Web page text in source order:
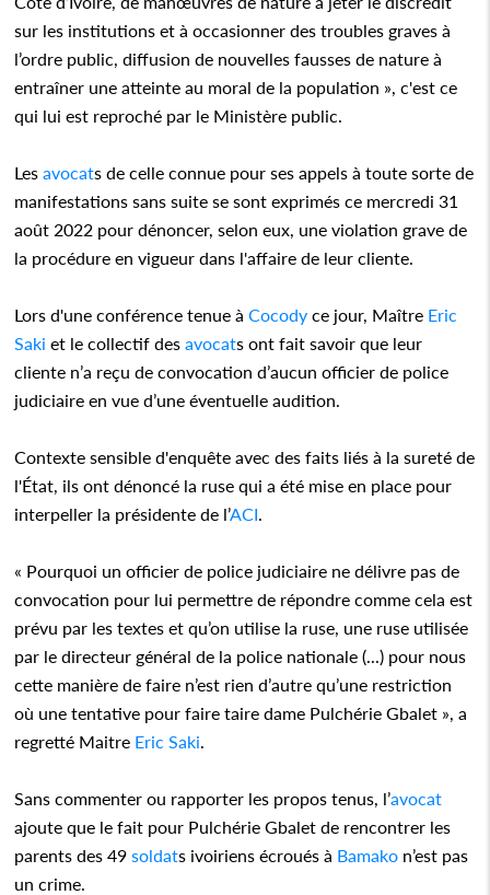
sur les institutions et à occasionner des troubles graves à
l’ordre public, diffusion de nouvelles fausses de nature à
entraîner une atteinte au moral de la population », c'est ce
qui lui est reproché par le Ministère public.
Lesavocats de celle connue pour ses appels à toute sorte de
manifestations sans suite se sont exprimés ce mercredi 31
août 2022 pour dénoncer, selon eux, une violation grave de
la procédure en vigueur dans l'affaire de leur cliente.
Lors d'une conférence tenue àCocody ce jour, Maître Eric
Saki et le collectif desavocats ont fait savoir que leur
cliente n’a reçu de convocation d’aucun officier de police
judiciaire en vue d’une éventuelle audition.
Contexte sensible d'enquête avec des faits liés à la sureté de
l'État, ils ont dénoncé la ruse qui a été mise en place pour
interpeller la présidente de l’ACI.
« Pourquoi un officier de police judiciaire ne délivre pas de
convocation pour lui permettre de répondre comme cela est
prévu par les textes et qu’on utilise la ruse, une ruse utilisée
par le directeur général de la police nationale (...) pour nous
cette manière de faire n’est rien d’autre qu’une restriction
où une tentative pour faire taire dame Pulchérie Gbalet », a
regretté Maitre Eric Saki.
Sans commenter ou rapporter les propos tenus, l’avocat
ajoute que le fait pour Pulchérie Gbalet de rencontrer les
parents des 49soldats ivoiriens écroués à Bamako n’est pas
un crime.